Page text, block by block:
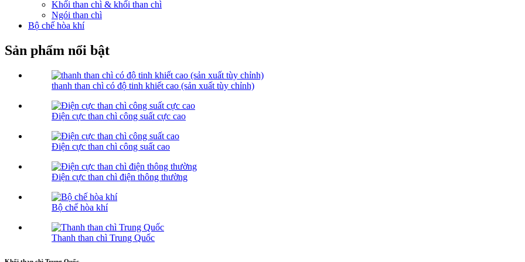
Khối than chì & khối than chì
Ngói than chì
Bộ chế hòa khí
Sản phẩm nổi bật
thanh than chì có độ tinh khiết cao (sản xuất tùy chỉnh)
Điện cực than chì công suất cực cao
Điện cực than chì công suất cao
Điện cực than chì điện thông thường
Bộ chế hòa khí
Thanh than chì Trung Quốc